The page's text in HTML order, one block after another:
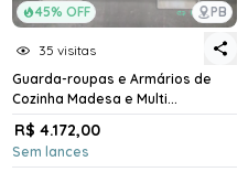
45% OFF PB
35 visitas
Guarda-roupas e Armários de
Cozinha Madesa e Multi...
R$ 4.172,00
Sem lances